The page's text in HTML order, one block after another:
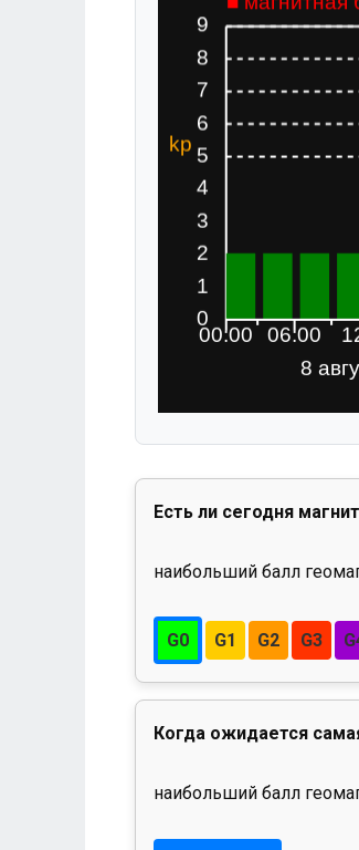
Есть ли сегодня
наибольший балл
G0 G1 G2 G3
Когда ожидается
наибольший балл